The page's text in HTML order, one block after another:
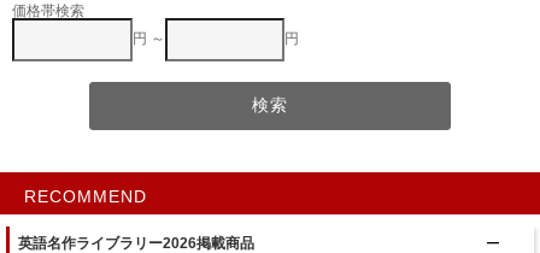
価格帯検索
円 ～
円
RECOMMEND
英語名作ライブラリー2026掲載商品